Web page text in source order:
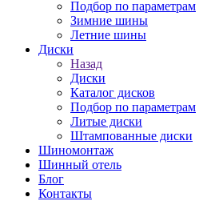
Подбор по параметрам
Зимние шины
Летние шины
Диски
Назад
Диски
Каталог дисков
Подбор по параметрам
Литые диски
Штампованные диски
Шиномонтаж
Шинный отель
Блог
Контакты